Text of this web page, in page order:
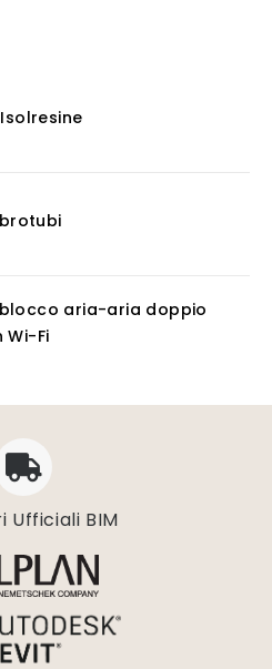
aria-aria doppio
Fi
Ufficiali BIM